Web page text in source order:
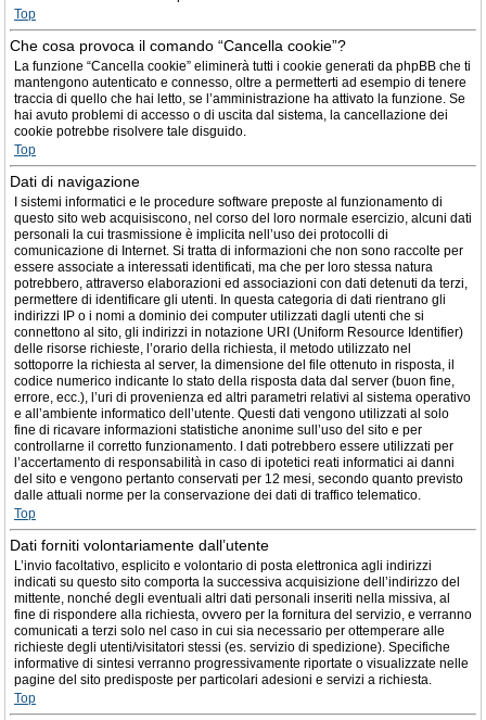
Top
Che cosa provoca il comando “Cancella cookie”?
La funzione “Cancella cookie” eliminerà tutti i cookie generati da phpBB che ti
mantengono autenticato e connesso, oltre a permetterti ad esempio di tenere
traccia di quello che hai letto, se l’amministrazione ha attivato la funzione. Se
hai avuto problemi di accesso o di uscita dal sistema, la cancellazione dei
cookie potrebbe risolvere tale disguido.
Top
Dati di navigazione
I sistemi informatici e le procedure software preposte al funzionamento di
questo sito web acquisiscono, nel corso del loro normale esercizio, alcuni dati
personali la cui trasmissione è implicita nell’uso dei protocolli di
comunicazione di Internet. Si tratta di informazioni che non sono raccolte per
essere associate a interessati identificati, ma che per loro stessa natura
potrebbero, attraverso elaborazioni ed associazioni con dati detenuti da terzi,
permettere di identificare gli utenti. In questa categoria di dati rientrano gli
indirizzi IP o i nomi a dominio dei computer utilizzati dagli utenti che si
connettono al sito, gli indirizzi in notazione URI (Uniform Resource Identifier)
delle risorse richieste, l’orario della richiesta, il metodo utilizzato nel
sottoporre la richiesta al server, la dimensione del file ottenuto in risposta, il
codice numerico indicante lo stato della risposta data dal server (buon fine,
errore, ecc.), l’uri di provenienza ed altri parametri relativi al sistema operativo
e all’ambiente informatico dell’utente. Questi dati vengono utilizzati al solo
fine di ricavare informazioni statistiche anonime sull’uso del sito e per
controllarne il corretto funzionamento. I dati potrebbero essere utilizzati per
l’accertamento di responsabilità in caso di ipotetici reati informatici ai danni
del sito e vengono pertanto conservati per 12 mesi, secondo quanto previsto
dalle attuali norme per la conservazione dei dati di traffico telematico.
Top
Dati forniti volontariamente dall’utente
L’invio facoltativo, esplicito e volontario di posta elettronica agli indirizzi
indicati su questo sito comporta la successiva acquisizione dell’indirizzo del
mittente, nonché degli eventuali altri dati personali inseriti nella missiva, al
fine di rispondere alla richiesta, ovvero per la fornitura del servizio, e verranno
comunicati a terzi solo nel caso in cui sia necessario per ottemperare alle
richieste degli utenti/visitatori stessi (es. servizio di spedizione). Specifiche
informative di sintesi verranno progressivamente riportate o visualizzate nelle
pagine del sito predisposte per particolari adesioni e servizi a richiesta.
Top